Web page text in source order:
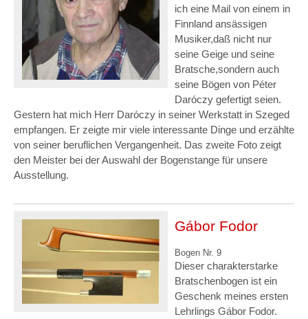
ich eine Mail von einem in
Finnland ansässigen
Musiker,daß nicht nur
seine Geige und seine
Bratsche,sondern auch
seine Bögen von Péter
Daróczy gefertigt seien.
Gestern hat mich Herr Daróczy in seiner Werkstatt in Szeged
empfangen. Er zeigte mir viele interessante Dinge und erzählte
von seiner beruflichen Vergangenheit. Das zweite Foto zeigt
den Meister bei der Auswahl der Bogenstange für unsere
Ausstellung.
Gábor Fodor
Bogen Nr. 9
Dieser charakterstarke
Bratschenbogen ist ein
Geschenk meines ersten
Lehrlings Gábor Fodor.